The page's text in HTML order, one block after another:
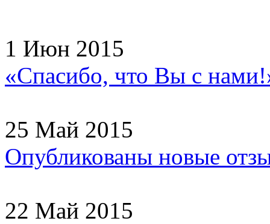
1 Июн 2015
«Спасибо, что Вы с
25 Май 2015
Опубликованы новые
22 Май 2015